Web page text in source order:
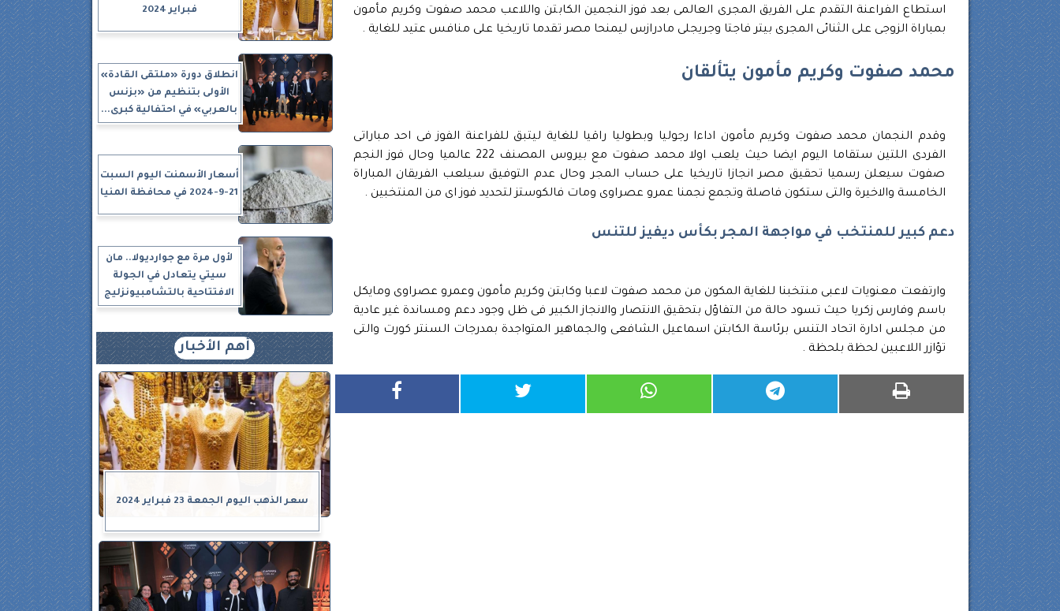
استطاع الفراعنة التقدم على الفريق المجرى العالمى بعد فوز النجمين الكابتن واللاعب محمد صفوت وكريم مأمون
بمباراة الزوجى على الثنائى المجرى بيتر فاجتا وجريجلى مادرازس ليمنحا مصر تقدما تاريخيا على منافس عتيد للغاية .
محمد صفوت وكريم مأمون يتألقان
وقدم النجمان محمد صفوت وكريم مأمون اداءا رجوليا وبطوليا راقيا للغاية ليتبق للفراعنة الفوز فى احد مباراتى
الفردى اللتين ستقاما اليوم ايضا حيث يلعب اولا محمد صفوت مع بيروس المصنف 222 عالميا وحال فوز النجم
صفوت سيعلن رسميا تحقيق مصر انجازا تاريخيا على حساب المجر وحال عدم التوفيق سيلعب الفريقان المباراة
الخامسة والاخيرة والتى ستكون فاصلة وتجمع نجمنا عمرو عصراوى ومات فالكوستز لتحديد فوز اى من المنتخبين .
دعم كبير للمنتخب في مواجهة المجر بكأس ديفيز للتنس
وارتفعت معنويات لاعبى منتخبنا للغاية المكون من محمد صفوت لاعبا وكابتن وكريم مأمون وعمرو عصراوى ومايكل
باسم وفارس زكريا حيث تسود حالة من التفاؤل بتحقيق الانتصار والانجاز الكبير فى ظل وجود دعم ومساندة غير عادية
من مجلس ادارة اتحاد التنس برئاسة الكابتن اسماعيل الشافعى والجماهير المتواجدة بمدرجات السنتر كورت والتى
تؤازر اللاعبين لحظة بلحظة .
فبراير 2024
انطلاق دورة «ملتقى القادة»
الأولى بتنظيم من «بزنس
بالعربي» في احتفالية كبرى...
أسعار الأسمنت اليوم السبت
21-9-2024 في محافظة المنيا
لأول مرة مع جوارديولا.. مان
سيتي يتعادل في الجولة
الافتتاحية بالتشامبيونزليج
أهم الأخبار
سعر الذهب اليوم الجمعة 23 فبراير 2024